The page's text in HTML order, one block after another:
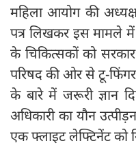
महिला आयोग की
पत्र लिखकर इस मामले
के चिकित्सकों को
परिषद की ओर से टू-फिंगर
के बारे में जरूरी ज्ञान
अधिकारी का यौन
एक फ्लाइट लेफ्टिनेंट को